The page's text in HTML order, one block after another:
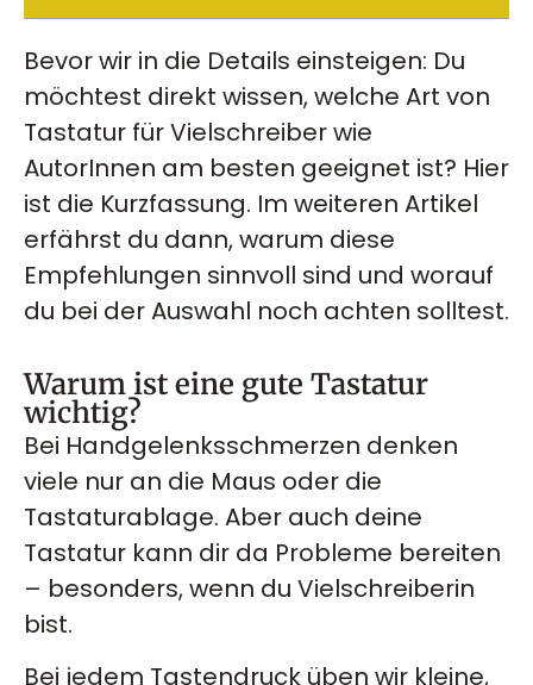
Bevor wir in die Details einsteigen: Du
möchtest direkt wissen, welche Art von
Tastatur für Vielschreiber wie
AutorInnen am besten geeignet ist? Hier
ist die Kurzfassung. Im weiteren Artikel
erfährst du dann, warum diese
Empfehlungen sinnvoll sind und worauf
du bei der Auswahl noch achten solltest.
Warum ist eine gute Tastatur
wichtig?
Bei Handgelenksschmerzen denken
viele nur an die Maus oder die
Tastaturablage. Aber auch deine
Tastatur kann dir da Probleme bereiten
– besonders, wenn du Vielschreiberin
bist.
Bei jedem Tastendruck üben wir kleine,